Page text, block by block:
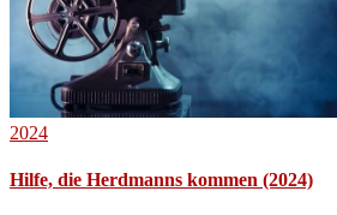
2024
Hilfe, die Herdmanns kommen (2024)